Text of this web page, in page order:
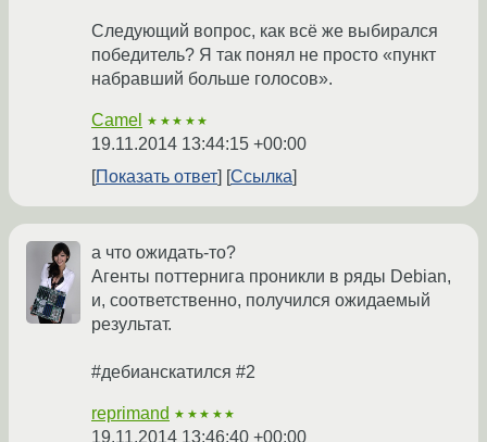
Следующий вопрос, как всё же выбирался
победитель? Я так понял не просто «пункт
набравший больше голосов».
Camel ★★★★★
19.11.2014 13:44:15 +00:00
Показать ответ
Ссылка
а что ожидать-то?
Агенты поттернига проникли в ряды Debian,
и, соответственно, получился ожидаемый
результат.
#дебианскатился #2
reprimand ★★★★★
19.11.2014 13:46:40 +00:00